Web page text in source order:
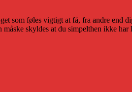
som føles vigtigt at få, fra andre end
skyldes at du simpelthen ikke